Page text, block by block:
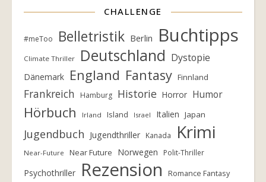
CHALLENGE
#meToo Belletristik Berlin Buchtipps
Climate Thriller Deutschland Dystopie
Dänemark England Fantasy Finnland
Frankreich Hamburg Historie Horror Humor
Hörbuch Irland Island Israel Italien Japan
Jugendbuch Jugendthriller Kanada Krimi
Near-Future Near Future Norwegen Polit-Thriller
Psychothriller Rezension Romance Fantasy